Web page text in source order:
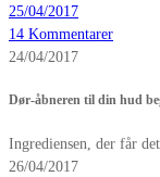
25/04/2017
14 Kommentarer
24/04/2017
Dør-åbneren til din hud
Ingrediensen, der får
26/04/2017